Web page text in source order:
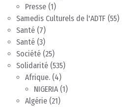
Presse (1)
Samedis Culturels de l'ADTF (55)
Santé (7)
Santé (3)
Société (25)
Solidarité (535)
Afrique. (4)
NIGERIA(1)
Algérie (21)